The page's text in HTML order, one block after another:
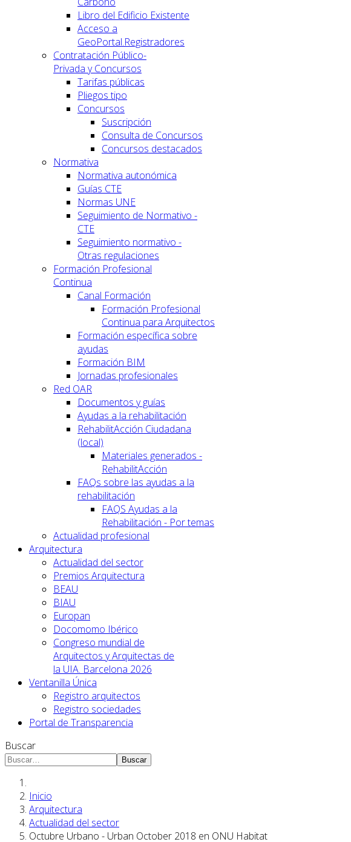
Libro del Edificio Existente
Acceso a
GeoPortal.Registradores
Contratación Público-
Privada y Concursos
Tarifas públicas
Pliegos tipo
Concursos
Suscripción
Consulta de Concursos
Concursos destacados
Normativa
Normativa autonómica
Guías CTE
Normas UNE
Seguimiento de Normativo -
CTE
Seguimiento normativo -
Otras regulaciones
Formación Profesional
Continua
Canal Formación
Formación Profesional
Continua para Arquitectos
Formación específica sobre
ayudas
Formación BIM
Jornadas profesionales
Red OAR
Documentos y guías
Ayudas a la rehabilitación
RehabilitAcción Ciudadana
(local)
Materiales generados -
RehabilitAcción
FAQs sobre las ayudas a la
rehabilitación
FAQS Ayudas a la
Rehabilitación - Por temas
Actualidad profesional
Arquitectura
Actualidad del sector
Premios Arquitectura
BEAU
BIAU
Europan
Docomomo Ibérico
Congreso mundial de
Arquitectos y Arquitectas de
la UIA. Barcelona 2026
Ventanilla Única
Registro arquitectos
Registro sociedades
Portal de Transparencia
Buscar
Buscar
Inicio
Arquitectura
Actualidad del sector
Octubre Urbano - Urban October 2018 en ONU Habitat